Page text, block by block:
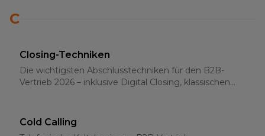
C
Closing-Techniken
Die wichtigsten Abschlusstechniken für den B2B-
Vertrieb 2026 – inklusive Digital Closing, klassischen
Cold Calling